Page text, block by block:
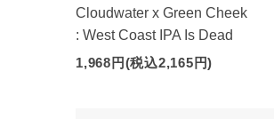
Cloudwater x Green Cheek
: West Coast IPA Is Dead
1,968円(税込2,165円)